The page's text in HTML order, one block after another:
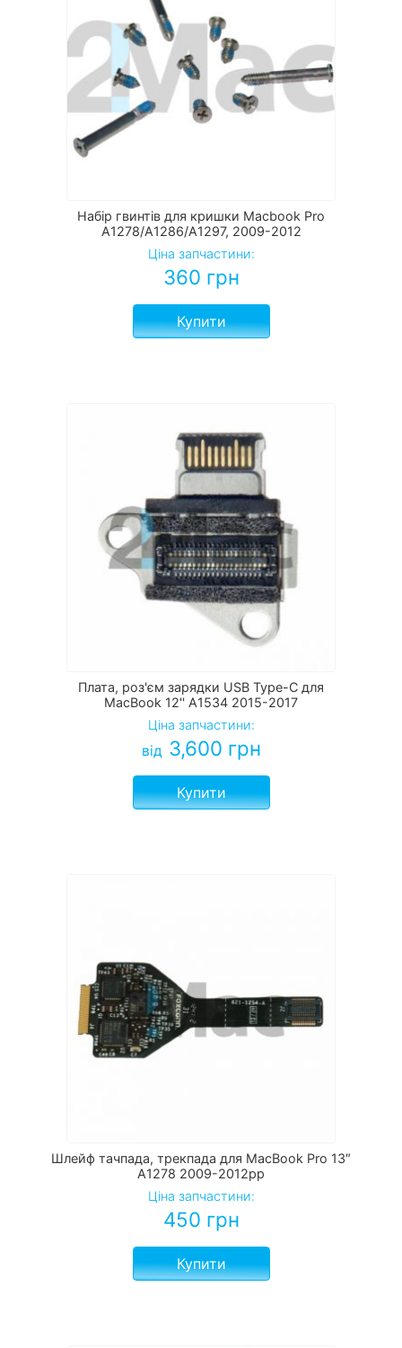
Набір гвинтів для кришки Macbook Pro
A1278/A1286/A1297, 2009-2012
Ціна запчастини:
360 грн
Купити
Плата, роз'єм зарядки USB Type-C для
MacBook 12'' A1534 2015-2017
Ціна запчастини:
від 3,600 грн
Купити
Шлейф тачпада, трекпада для MacBook Pro 13″
A1278 2009-2012рр
Ціна запчастини:
450 грн
Купити